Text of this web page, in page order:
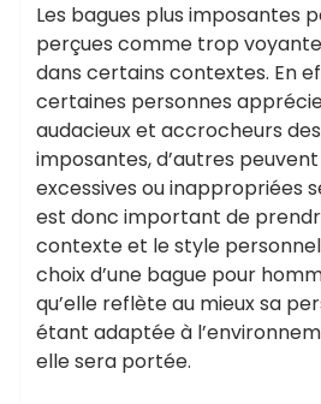
Les bagues plus imposantes
perçues comme trop
dans certains contextes. En
certaines personnes
audacieux et accrocheurs
imposantes, d’autres
excessives ou inappropriées
est donc important de
contexte et le style
choix d’une bague pour
qu’elle reflète au mieux sa
étant adaptée à
elle sera portée.